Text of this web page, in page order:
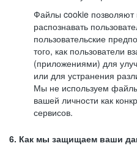
Файлы cookie
распознавать
пользовательские
того, как пользователи
(приложениями) для
или для устранения
Мы не используем
вашей личности как
сервисов.
6. Как мы защищаем ваши